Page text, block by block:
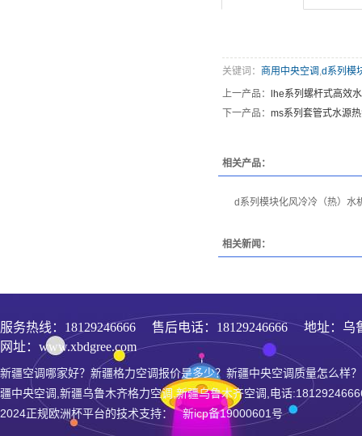
关键词： 商用中央空调 ,d系列模
上一产品：
lhe系列螺杆式高效
下一产品： ms系列套管式水源
相关产品：
d系列模块化风冷冷（热）水
相关新闻：
服务热线： 18129246666 售后电话：18129246666 地址：乌
网址：www.xbdgree.com
新疆空调哪家好？新疆格力空调报价是多少？新疆中央空调质量怎么样
疆中央空调,新疆乌鲁木齐格力空调,新疆乌鲁木齐空调,电话
2024正规欧洲杯平台的技术支持： 新icp备19000601号